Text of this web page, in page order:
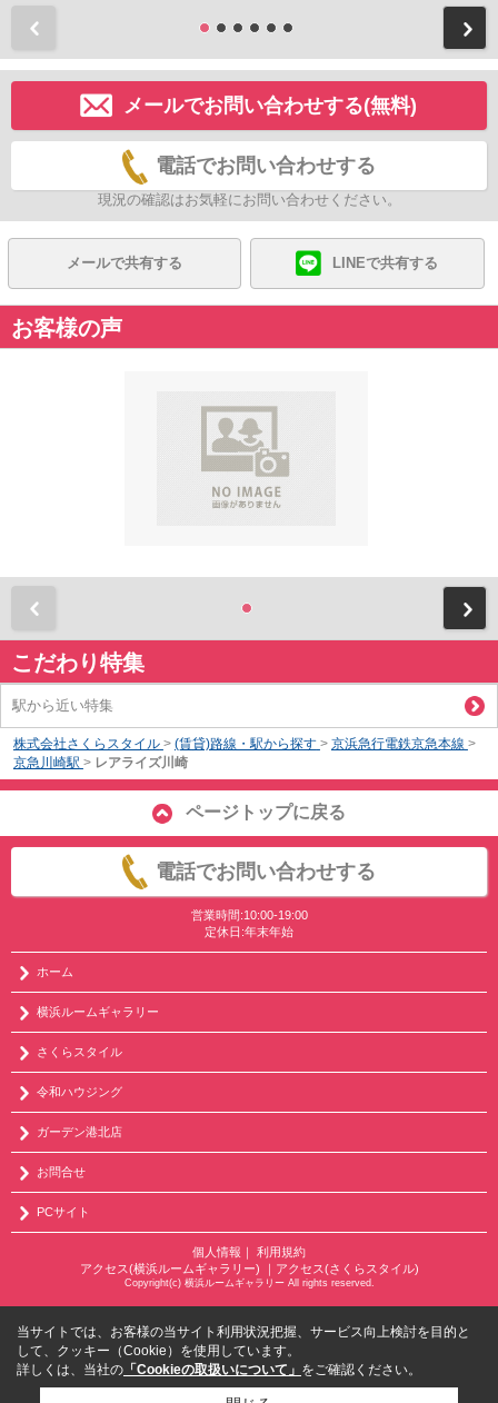
メールでお問い合わせする(無料)
電話でお問い合わせする
現況の確認はお気軽にお問い合わせください。
メールで共有する LINEで共有する
お客様の声
こだわり特集
駅から近い特集
株式会社さくらスタイル > (賃貸)路線・駅から探す > 京浜急行電鉄京急本線 >
京急川崎駅 > レアライズ川崎
ページトップに戻る
電話でお問い合わせする
営業時間:10:00-19:00
定休日:年末年始
ホーム
横浜ルームギャラリー
さくらスタイル
令和ハウジング
ガーデン港北店
お問合せ
PCサイト
個人情報
利用規約
アクセス(横浜ルームギャラリー)
アクセス(さくらスタイル)
Copyright(c) 横浜ルームギャラリー All rights reserved.
当サイトでは、お客様の当サイト利用状況把握、サービス向上検討を目的と
して、クッキー（Cookie）を使用しています。
詳しくは、当社の 「Cookieの取扱いについて」 をご確認ください。